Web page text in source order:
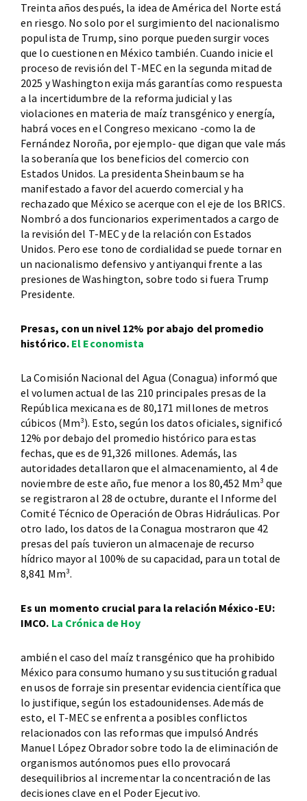
Treinta años después, la idea de América del Norte está
en riesgo. No solo por el surgimiento del nacionalismo
populista de Trump, sino porque pueden surgir voces
que lo cuestionen en México también. Cuando inicie el
proceso de revisión del T-MEC en la segunda mitad de
2025 y Washington exija más garantías como respuesta
a la incertidumbre de la reforma judicial y las
violaciones en materia de maíz transgénico y energía,
habrá voces en el Congreso mexicano -como la de
Fernández Noroña, por ejemplo- que digan que vale más
la soberanía que los beneficios del comercio con
Estados Unidos. La presidenta Sheinbaum se ha
manifestado a favor del acuerdo comercial y ha
rechazado que México se acerque con el eje de los BRICS.
Nombró a dos funcionarios experimentados a cargo de
la revisión del T-MEC y de la relación con Estados
Unidos. Pero ese tono de cordialidad se puede tornar en
un nacionalismo defensivo y antiyanqui frente a las
presiones de Washington, sobre todo si fuera Trump
Presidente.
Presas, con un nivel 12% por abajo del promedio
histórico. El Economista
La Comisión Nacional del Agua (Conagua) informó que
el volumen actual de las 210 principales presas de la
República mexicana es de 80,171 millones de metros
cúbicos (Mm³). Esto, según los datos oficiales, significó
12% por debajo del promedio histórico para estas
fechas, que es de 91,326 millones. Además, las
autoridades detallaron que el almacenamiento, al 4 de
noviembre de este año, fue menor a los 80,452 Mm³ que
se registraron al 28 de octubre, durante el Informe del
Comité Técnico de Operación de Obras Hidráulicas. Por
otro lado, los datos de la Conagua mostraron que 42
presas del país tuvieron un almacenaje de recurso
hídrico mayor al 100% de su capacidad, para un total de
8,841 Mm³.
Es un momento crucial para la relación México-EU:
IMCO. La Crónica de Hoy
ambién el caso del maíz transgénico que ha prohibido
México para consumo humano y su sustitución gradual
en usos de forraje sin presentar evidencia científica que
lo justifique, según los estadounidenses. Además de
esto, el T-MEC se enfrenta a posibles conflictos
relacionados con las reformas que impulsó Andrés
Manuel López Obrador sobre todo la de eliminación de
organismos autónomos pues ello provocará
desequilibrios al incrementar la concentración de las
decisiones clave en el Poder Ejecutivo.